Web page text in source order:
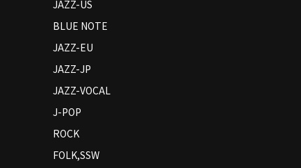
JAZZ-US
BLUE NOTE
JAZZ-EU
JAZZ-JP
JAZZ-VOCAL
J-POP
ROCK
FOLK,SSW